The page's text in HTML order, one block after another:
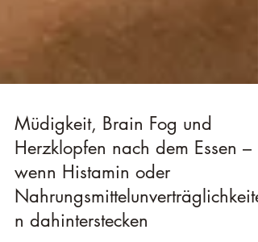
Müdigkeit, Brain Fog und
Herzklopfen nach dem Essen –
wenn Histamin oder